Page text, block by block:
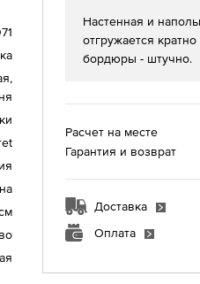
Настенная и
отгружается
бордюры - штучно.
Расчет на месте
Гарантия и возврат
Доставка
Оплата